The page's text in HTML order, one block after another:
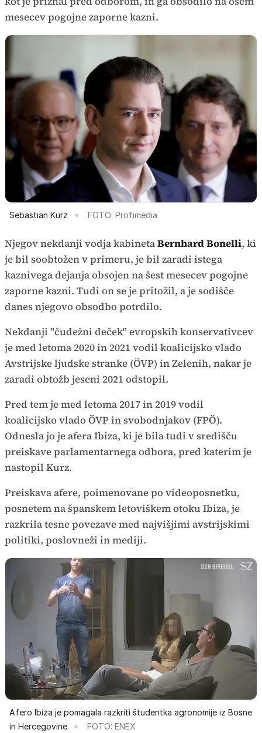
mesecev pogojne zaporne kazni.
Sebastian Kurz FOTO: Profimedia
Njegov nekdanji vodja kabinetaBernhard Bonelli, ki
je bil soobtožen v primeru, je bil zaradi istega
kaznivega dejanja obsojen na šest mesecev pogojne
zaporne kazni. Tudi on se je pritožil, a je sodišče
danes njegovo obsodbo potrdilo.
Nekdanji "čudežni deček" evropskih konservativcev
je med letoma 2020 in 2021 vodil koalicijsko vlado
Avstrijske ljudske stranke (ÖVP) in Zelenih, nakar je
zaradi obtožb jeseni 2021 odstopil.
Pred tem je med letoma 2017 in 2019 vodil
koalicijsko vlado ÖVP in svobodnjakov (FPÖ).
Odnesla jo je afera Ibiza, ki je bila tudi v središču
preiskave parlamentarnega odbora, pred katerim je
nastopil Kurz.
Preiskava afere, poimenovane po videoposnetku,
posnetem na španskem letoviškem otoku Ibiza, je
razkrila tesne povezave med najvišjimi avstrijskimi
politiki, poslovneži in mediji.
Afero Ibiza je pomagala razkriti študentka agronomije iz Bosne
in Hercegovine
FOTO: ENEX